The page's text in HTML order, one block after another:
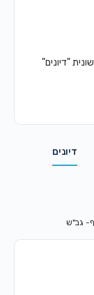
"דיונים"
דיונים
גב"ש